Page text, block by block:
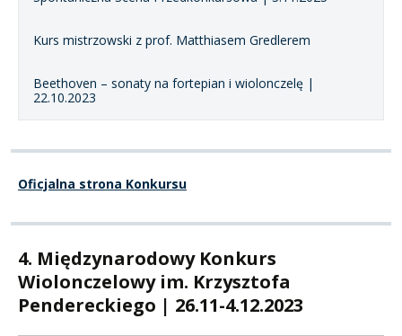
Kurs mistrzowski z prof. Matthiasem Gredlerem
Beethoven – sonaty na fortepian i wiolonczelę |
22.10.2023
Oficjalna strona Konkursu
4. Międzynarodowy Konkurs
Wiolonczelowy im. Krzysztofa
Pendereckiego | 26.11-4.12.2023